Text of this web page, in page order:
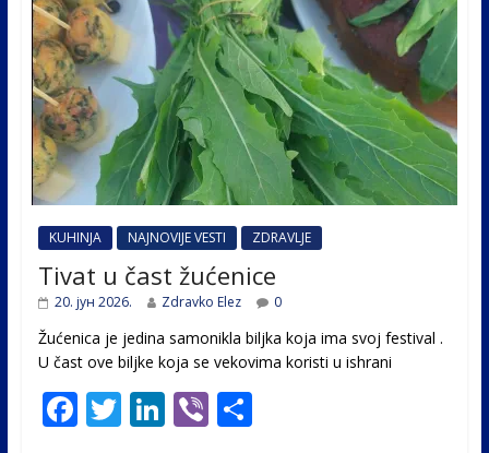
KUHINJA NAJNOVIJE VESTI ZDRAVLJE
Tivat u čast žućenice
20. јун 2026. Zdravko Elez 0
Žućenica je jedina samonikla biljka koja ima svoj festival .
U čast ovе biljke koja se vekovima koristi u ishrani
F T Li Vi S